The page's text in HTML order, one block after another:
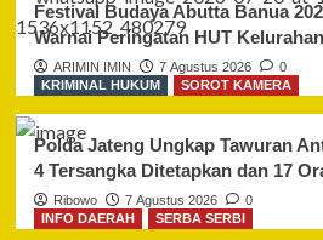
Festival Budaya Abutta Banua
Warnai Peringatan HUT
ARIMIN IMIN 7 Agustus 2026
0
KRIMINAL HUKUM
SOROT KAMERA
Polda Jateng Ungkap Tawuran
4 Tersangka Ditetapkan dan 17
Ribowo 7 Agustus 2026
0
INFO DAERAH
SERBA SERBI